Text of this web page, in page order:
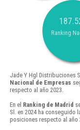
Ranking
Jade Y Hgl Distribuciones
Nacional de Empresas
respecto al año 2023.
En el Ranking de Madrid
Sl. en 2024 ha conseguido
posiciones respecto al año